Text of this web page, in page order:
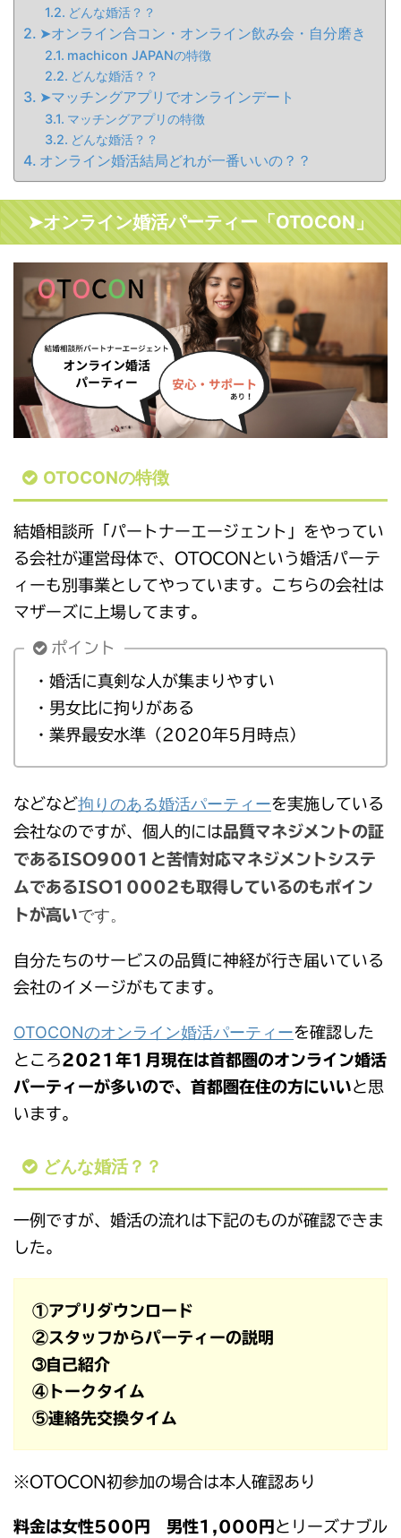
どんな婚活？？
➤オンライン合コン・オンライン飲み会・自分磨き
machicon JAPANの特徴
どんな婚活？？
➤マッチングアプリでオンラインデート
マッチングアプリの特徴
どんな婚活？？
オンライン婚活結局どれが一番いいの？？
➤オンライン婚活パーティー「OTOCON」
OTOCONの特徴
結婚相談所「パートナーエージェント」をやってい
る会社が運営母体で、OTOCONという婚活パーテ
ィーも別事業としてやっています。こちらの会社は
マザーズに上場してます。
ポイント
・婚活に真剣な人が集まりやすい
・男女比に拘りがある
・業界最安水準（2020年5月時点）
などなど拘りのある婚活パーティーを実施している
会社なのですが、個人的には品質マネジメントの証
であるISO9001と苦情対応マネジメントシステ
ムであるISO10002も取得しているのもポイン
トが高いです。
自分たちのサービスの品質に神経が行き届いている
会社のイメージがもてます。
OTOCONのオンライン婚活パーティーを確認した
ところ2021年1月現在は首都圏のオンライン婚活
パーティーが多いので、首都圏在住の方にいいと思
います。
どんな婚活？？
一例ですが、婚活の流れは下記のものが確認できま
した。
①アプリダウンロード
②スタッフからパーティーの説明
➂自己紹介
④トークタイム
⑤連絡先交換タイム
※OTOCON初参加の場合は本人確認あり
料金は女性500円 男性1,000円 とリーズナブル